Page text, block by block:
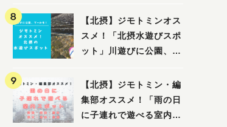
8日（土）～31日（月）
【北摂】ジモトミンオス
スメ！「北摂水遊びスポ
ット」川遊びに公園、プ
吹田・茨木・高槻）
【北摂】ジモトミン・編
集部オススメ！「雨の日
に子連れで遊べる室内ス